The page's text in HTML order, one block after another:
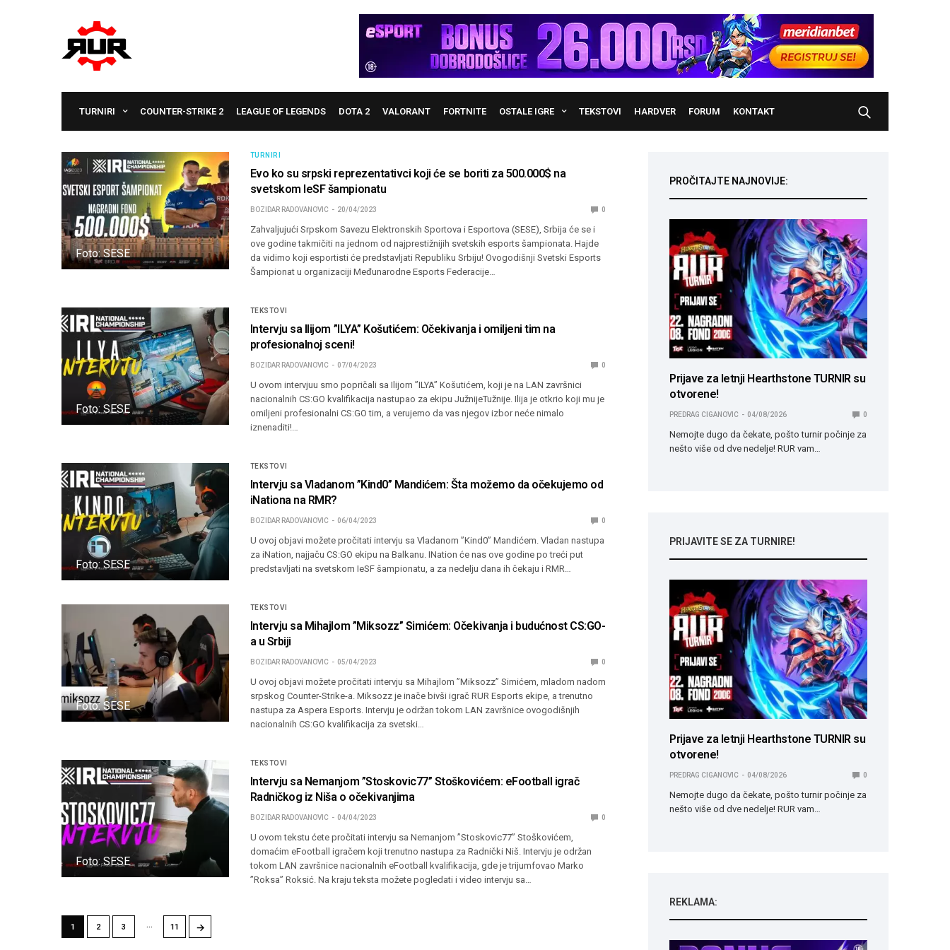
TURNIRI COUNTER-STRIKE 2 LEAGUE OF LEGENDS DOTA 2 VALORANT FORTNITE OSTALE IGRE TEKSTOVI HARDVER FORUM KONTAKT
Foto: SESE
TURNIRI
Evo ko su srpski reprezentativci koji će se boriti za 500.000$ na
svetskom IeSF šampionatu
BOZIDAR RADOVANOVIC 20/04/2023 0
Zahvaljujući Srpskom Savezu Elektronskih Sportova i Esportova (SESE), Srbija će se i
ove godine takmičiti na jednom od najprestižnijih svetskih esports šampionata. Hajde
da vidimo koji esportisti će predstavljati Republiku Srbiju! Ovogodišnji Svetski Esports
Šampionat u organizaciji Međunarodne Esports Federacije…
Foto: SESE
TEKSTOVI
Intervju sa Ilijom ”ILYA” Košutićem: Očekivanja i omiljeni tim na
profesionalnoj sceni!
BOZIDAR RADOVANOVIC 07/04/2023 0
U ovom intervjuu smo popričali sa Ilijom ”ILYA” Košutićem, koji je na LAN završnici
nacionalnih CS:GO kvalifikacija nastupao za ekipu JužnijeTužnije. Ilija je otkrio koji mu je
omiljeni profesionalni CS:GO tim, a verujemo da vas njegov izbor neće nimalo
iznenaditi!…
Foto: SESE
TEKSTOVI
Intervju sa Vladanom ”Kind0” Mandićem: Šta možemo da očekujemo od
iNationa na RMR?
BOZIDAR RADOVANOVIC 06/04/2023 0
U ovoj objavi možete pročitati intervju sa Vladanom ”Kind0” Mandićem. Vladan nastupa
za iNation, najjaču CS:GO ekipu na Balkanu. INation će nas ove godine po treći put
predstavljati na svetskom IeSF šampionatu, a za nedelju dana ih čekaju i RMR…
Foto: SESE
TEKSTOVI
Intervju sa Mihajlom ”Miksozz” Simićem: Očekivanja i budućnost CS:GO-
a u Srbiji
BOZIDAR RADOVANOVIC 05/04/2023 0
U ovoj objavi možete pročitati intervju sa Mihajlom ”Miksozz” Simićem, mladom nadom
srpskog Counter-Strike-a. Miksozz je inače bivši igrač RUR Esports ekipe, a trenutno
nastupa za Aspera Esports. Intervju je održan tokom LAN završnice ovogodišnjih
nacionalnih CS:GO kvalifikacija za svetski…
Foto: SESE
TEKSTOVI
Intervju sa Nemanjom ”Stoskovic77” Stoškovićem: eFootball igrač
Radničkog iz Niša o očekivanjima
BOZIDAR RADOVANOVIC 04/04/2023 0
U ovom tekstu ćete pročitati intervju sa Nemanjom ”Stoskovic77” Stoškovićem,
domaćim eFootball igračem koji trenutno nastupa za Radnički Niš. Intervju je održan
tokom LAN završnice nacionalnih eFootball kvalifikacija, gde je trijumfovao Marko
”Roksa” Roksić. Na kraju teksta možete pogledati i video intervju sa…
1 2 3 … 11 →
PROČITAJTE NAJNOVIJE:
Prijave za letnji Hearthstone TURNIR su
otvorene!
PREDRAG CIGANOVIC 04/08/2026 0
Nemojte dugo da čekate, pošto turnir počinje za
nešto više od dve nedelje! RUR vam…
PRIJAVITE SE ZA TURNIRE!
Prijave za letnji Hearthstone TURNIR su
otvorene!
PREDRAG CIGANOVIC 04/08/2026 0
Nemojte dugo da čekate, pošto turnir počinje za
nešto više od dve nedelje! RUR vam…
REKLAMA: